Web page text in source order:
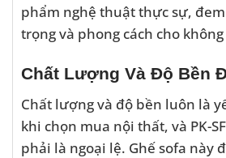
phẩm nghệ thuật thực sự,
trọng và phong cách cho
Chất Lượng Và Độ Bền
Chất lượng và độ bền luôn là
khi chọn mua nội thất, và PK-
phải là ngoại lệ. Ghế sofa này